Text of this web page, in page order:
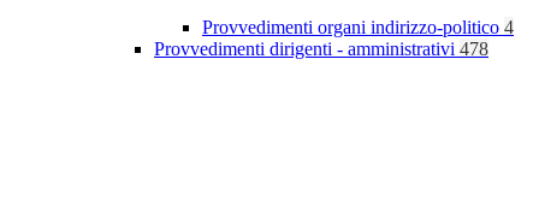
Provvedimenti organi indirizzo-politico 4
Provvedimenti dirigenti - amministrativi 478